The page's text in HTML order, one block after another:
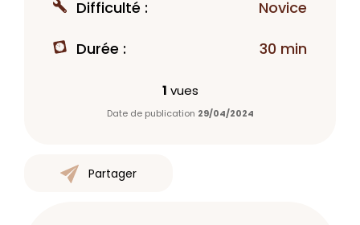
Difficulté : Novice
Durée : 30 min
1 vues
Date de publication 29/04/2024
Partager